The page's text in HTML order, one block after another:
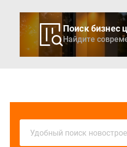
Поиск бизнес
Найдите
Удобный поиск